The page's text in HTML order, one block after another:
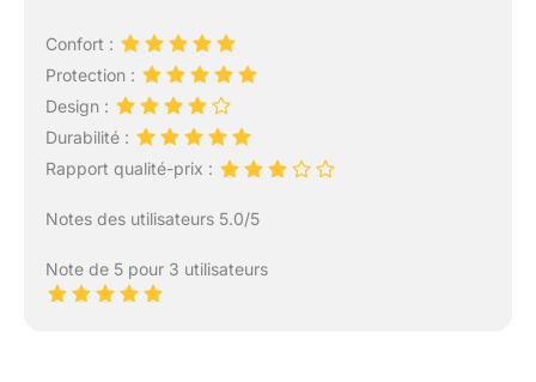
Confort :
Protection :
Design :
Durabilité :
Rapport qualité-prix :
Notes des utilisateurs 5.0/5
Note de 5 pour 3 utilisateurs